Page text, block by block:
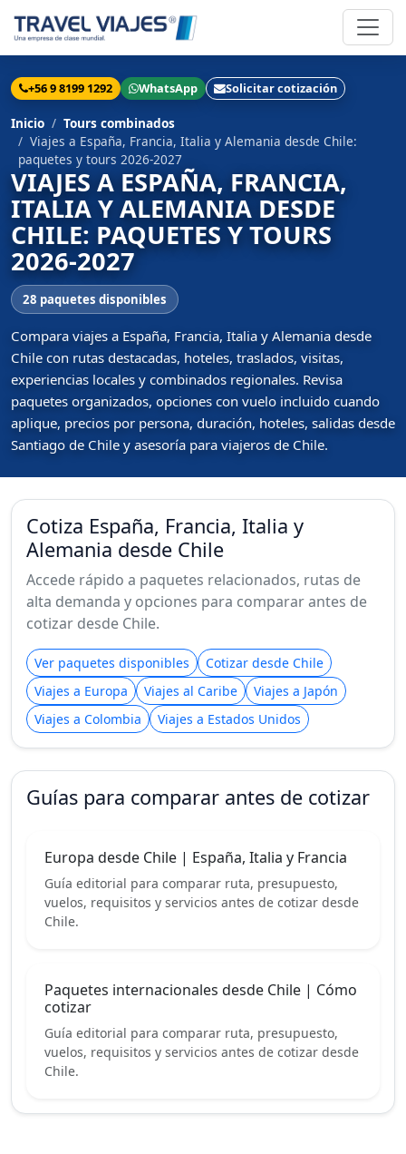
+56 9 8199 1292 WhatsApp Solicitar cotización
Inicio
Tours combinados
Viajes a España, Francia, Italia y Alemania desde Chile:
paquetes y tours 2026-2027
VIAJES A ESPAÑA, FRANCIA,
ITALIA Y ALEMANIA DESDE
CHILE: PAQUETES Y TOURS
2026-2027
28 paquetes disponibles
Compara viajes a España, Francia, Italia y Alemania desde
Chile con rutas destacadas, hoteles, traslados, visitas,
experiencias locales y combinados regionales. Revisa
paquetes organizados, opciones con vuelo incluido cuando
aplique, precios por persona, duración, hoteles, salidas desde
Santiago de Chile y asesoría para viajeros de Chile.
Cotiza España, Francia, Italia y
Alemania desde Chile
Accede rápido a paquetes relacionados, rutas de
alta demanda y opciones para comparar antes de
cotizar desde Chile.
Ver paquetes disponibles
Cotizar desde Chile
Viajes a Europa
Viajes al Caribe
Viajes a Japón
Viajes a Colombia
Viajes a Estados Unidos
Guías para comparar antes de cotizar
Europa desde Chile | España, Italia y Francia
Guía editorial para comparar ruta, presupuesto,
vuelos, requisitos y servicios antes de cotizar desde
Chile.
Paquetes internacionales desde Chile | Cómo
cotizar
Guía editorial para comparar ruta, presupuesto,
vuelos, requisitos y servicios antes de cotizar desde
Chile.